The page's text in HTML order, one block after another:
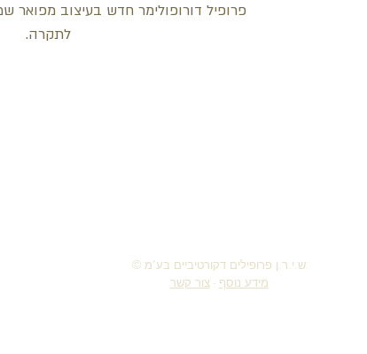
פרופיל דורופולימר חדש בעיצוב מפואר
לתקרה.
© ש.י.ר.ן פרופילים דקורטיביים בע"מ
מידע נוסף -צור קשר